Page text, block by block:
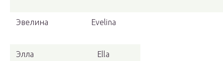
Эвелина Evelina
Элла Ella